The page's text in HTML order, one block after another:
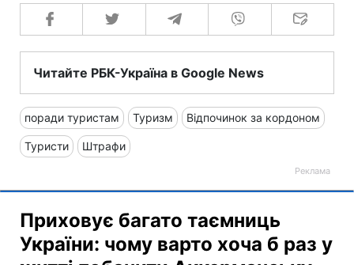
Читайте РБК-Україна в Google News
поради туристам Туризм Відпочинок за кордоном
Туристи Штрафи
Приховує багато таємниць
України: чому варто хоча б раз у